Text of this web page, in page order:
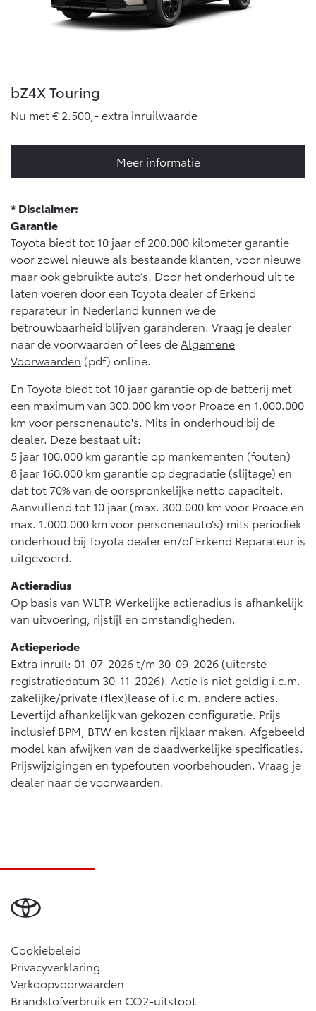
bZ4X Touring
Nu met € 2.500,- extra inruilwaarde
Meer informatie
* Disclaimer:
Garantie
Toyota biedt tot 10 jaar of 200.000 kilometer garantie
voor zowel nieuwe als bestaande klanten, voor nieuwe
maar ook gebruikte auto’s. Door het onderhoud uit te
laten voeren door een Toyota dealer of Erkend
reparateur in Nederland kunnen we de
betrouwbaarheid blijven garanderen. Vraag je dealer
naar de voorwaarden of lees de Algemene
Voorwaarden (pdf) online.
En Toyota biedt tot 10 jaar garantie op de batterij met
een maximum van 300.000 km voor Proace en 1.000.000
km voor personenauto's. Mits in onderhoud bij de
dealer. Deze bestaat uit:
5 jaar 100.000 km garantie op mankementen (fouten)
8 jaar 160.000 km garantie op degradatie (slijtage) en
dat tot 70% van de oorspronkelijke netto capaciteit.
Aanvullend tot 10 jaar (max. 300.000 km voor Proace en
max. 1.000.000 km voor personenauto’s) mits periodiek
onderhoud bij Toyota dealer en/of Erkend Reparateur is
uitgevoerd.
Actieradius
Op basis van WLTP. Werkelijke actieradius is afhankelijk
van uitvoering, rijstijl en omstandigheden.
Actieperiode
Extra inruil: 01-07-2026 t/m 30-09-2026 (uiterste
registratiedatum 30-11-2026). Actie is niet geldig i.c.m.
zakelijke/private (flex)lease of i.c.m. andere acties.
Levertijd afhankelijk van gekozen configuratie. Prijs
inclusief BPM, BTW en kosten rijklaar maken. Afgebeeld
model kan afwijken van de daadwerkelijke specificaties.
Prijswijzigingen en typefouten voorbehouden. Vraag je
dealer naar de voorwaarden.
Cookiebeleid
Privacyverklaring
Verkoopvoorwaarden
Brandstofverbruik en CO2-uitstoot